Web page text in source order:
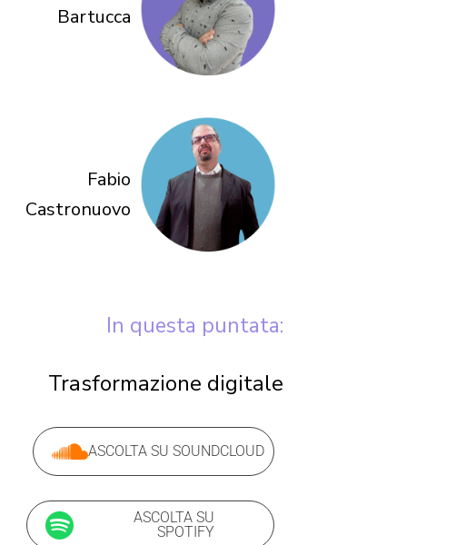
Bartucca
Fabio
Castronuovo
In questa puntata:
Trasformazione digitale
ASCOLTA SU SOUNDCLOUD
ASCOLTA SU
SPOTIFY